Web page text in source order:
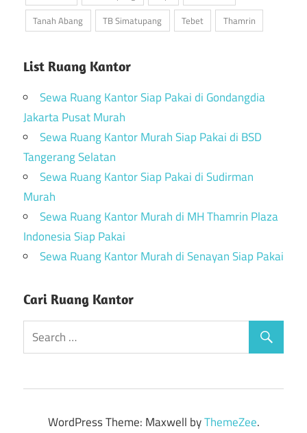
Tanah Abang
TB Simatupang Tebet Thamrin
List Ruang Kantor
Sewa Ruang Kantor Siap Pakai di Gondangdia
Jakarta Pusat Murah
Sewa Ruang Kantor Murah Siap Pakai di BSD
Tangerang Selatan
Sewa Ruang Kantor Siap Pakai di Sudirman
Murah
Sewa Ruang Kantor Murah di MH Thamrin Plaza
Indonesia Siap Pakai
Sewa Ruang Kantor Murah di Senayan Siap Pakai
Cari Ruang Kantor
WordPress Theme: Maxwell byThemeZee.